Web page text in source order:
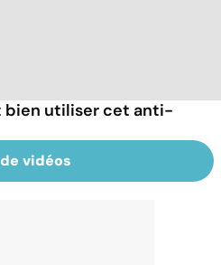
bien utiliser cet anti-
vidéos